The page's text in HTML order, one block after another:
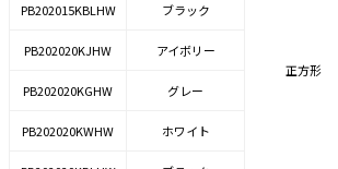
正方形
PB202015KBLHW ブラック
PB202020KJHW アイボリー
PB202020KGHW グレー
PB202020KWHW ホワイト